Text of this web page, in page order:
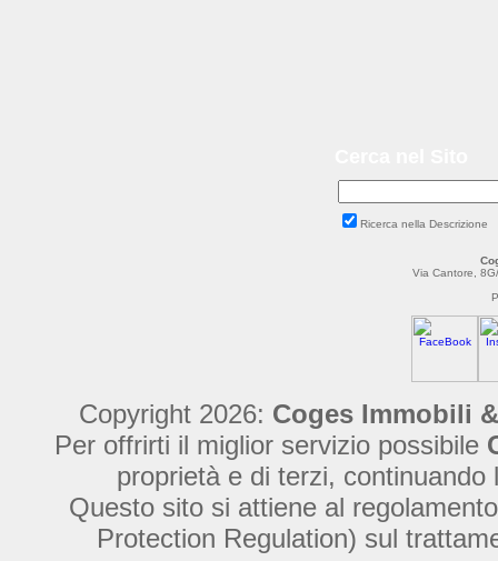
Ricerca nella Descrizione
Via Cantore,
Copyright 2026: Coges Immobili
Per offrirti il miglior servizio possibile
proprietà e di terzi,
Questo sito si attiene al
Protection Regulation) sul